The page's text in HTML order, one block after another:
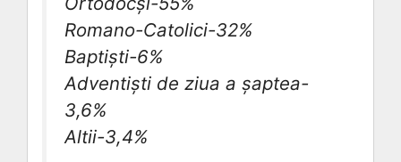
Romano-Catolici-32%
Baptişti-6%
Adventişti de ziua a şaptea-
3,6%
Altii-3,4%